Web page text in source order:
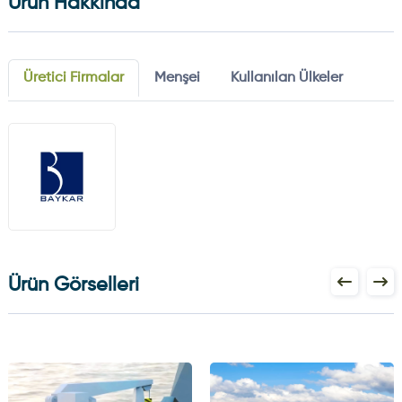
Üretici Firmalar Menşei Kullanılan Ülkeler
Ürün Görselleri